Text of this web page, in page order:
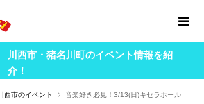
川西市・猪名川町のイベント情報を紹
介！
川西市のイベント
音楽好き必見！3/13(日)キセラホール